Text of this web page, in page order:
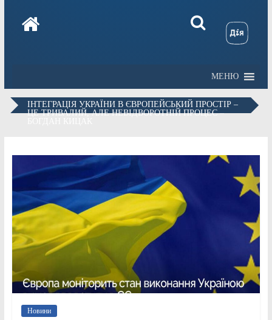
МЕНЮ
ІНТЕГРАЦІЯ УКРАЇНИ В ЄВРОПЕЙСЬКИЙ ПРОСТІР –
ЦЕ ТРИВАЛИЙ, АЛЕ НЕВІДВОРОТНІЙ ПРОЦЕС –
Новини